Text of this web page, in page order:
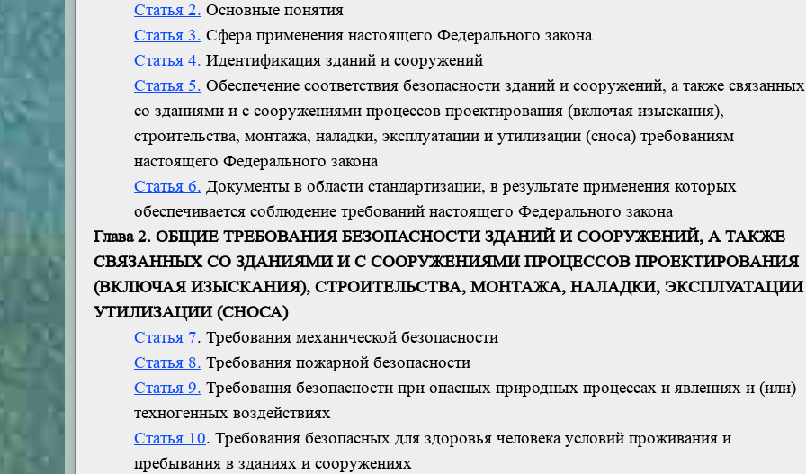
Статья 2. Основные понятия
Статья 3. Сфера применения настоящего Федерального закона
Статья 4. Идентификация зданий и сооружений
Статья 5. Обеспечение соответствия безопасности зданий и сооружений, а также связанных
со зданиями и с сооружениями процессов проектирования (включая изыскания),
строительства, монтажа, наладки, эксплуатации и утилизации (сноса) требованиям
настоящего Федерального закона
Статья 6. Документы в области стандартизации, в результате применения которых
обеспечивается соблюдение требований настоящего Федерального закона
Глава 2. ОБЩИЕ ТРЕБОВАНИЯ БЕЗОПАСНОСТИ ЗДАНИЙ И СООРУЖЕНИЙ, А ТАКЖЕ
СВЯЗАННЫХ СО ЗДАНИЯМИ И С СООРУЖЕНИЯМИ ПРОЦЕССОВ ПРОЕКТИРОВАНИЯ
(ВКЛЮЧАЯ ИЗЫСКАНИЯ), СТРОИТЕЛЬСТВА, МОНТАЖА, НАЛАДКИ,
УТИЛИЗАЦИИ (СНОСА)
Статья 7. Требования механической безопасности
Статья 8. Требования пожарной безопасности
Статья 9. Требования безопасности при опасных природных процессах и явлениях и (или)
техногенных воздействиях
Статья 10. Требования безопасных для здоровья человека условий проживания и
пребывания в зданиях и сооружениях